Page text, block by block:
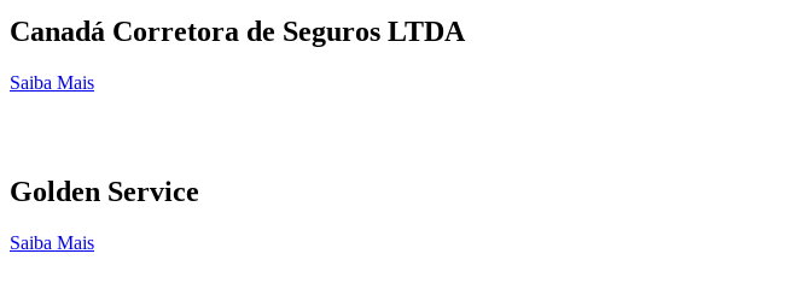
Canadá Corretora de Seguros LTDA
Saiba Mais
Golden Service
Saiba Mais